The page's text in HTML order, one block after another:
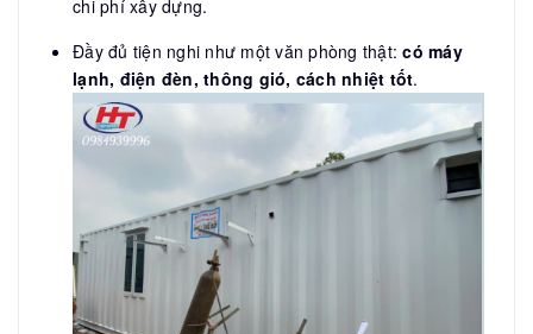
chi phí xây dựng.
Đầy đủ tiện nghi như một văn phòng thật:có máy
lạnh, điện đèn, thông gió, cách nhiệt tốt.